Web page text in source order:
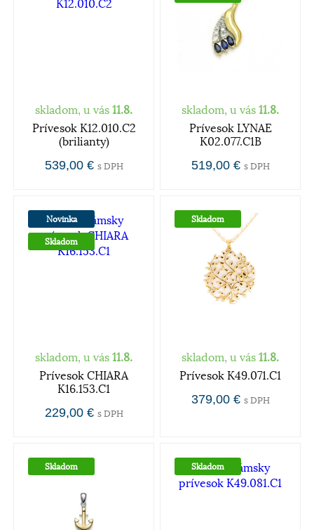
skladom, u vás 11.8.
Prívesok K12.010.C2
(brilianty)
539,00 € s DPH
skladom, u vás 11.8.
Prívesok LYNAE
K02.077.C1B
519,00 € s DPH
Novinka
Skladom
skladom, u vás 11.8.
Prívesok CHIARA
K16.153.C1
229,00 € s DPH
Skladom
skladom, u vás 11.8.
Prívesok K49.071.C1
379,00 € s DPH
Skladom Skladom